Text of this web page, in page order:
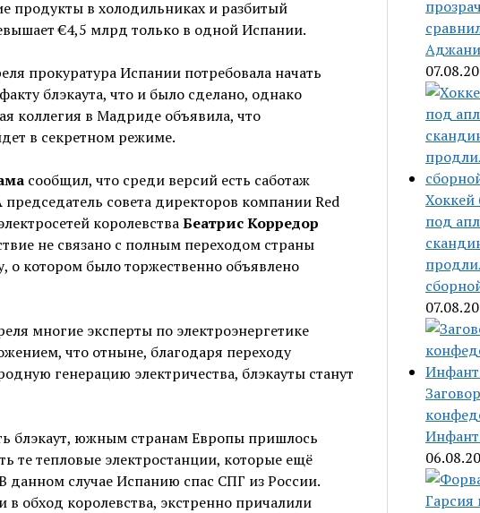
продукты в холодильниках и разбитый
€4,5 млрд только в одной Испании.
прокуратура Испании потребовала начать
блэкаута, что и было сделано, однако
коллегия в Мадриде объявила, что
в секретном режиме.
сообщил, что среди версий есть саботаж
совета директоров компании Red
королевстваБеатрис Корредор
не связано с полным переходом страны
о котором было торжественно объявлено
многие эксперты по электроэнергетике
что отныне, благодаря переходу
генерацию электричества, блэкауты станут
блэкаут, южным странам Европы пришлось
те тепловые электростанции, которые ещё
данном случае Испанию спас СПГ из России.
в обход королевства, экстренно причалили
Аджани
под